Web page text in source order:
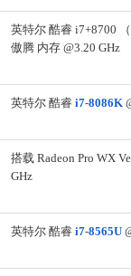
英特尔 酷睿 i7+8700
傲腾 内存 @3.20 GHz
英特尔 酷睿 i7-8086K
搭载 Radeon Pro WX
GHz
英特尔 酷睿 i7-8565U